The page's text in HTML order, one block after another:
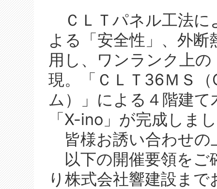
ＣＬＴパネル工法に
よる「安全性」、外
用し、ワンランク上
現。「ＣＬＴ36ＭＳ
ム）」による４階建
「X-ino」が完成しま
皆様お誘い合わせの
以下の開催要領をご
り株式会社響建設ま